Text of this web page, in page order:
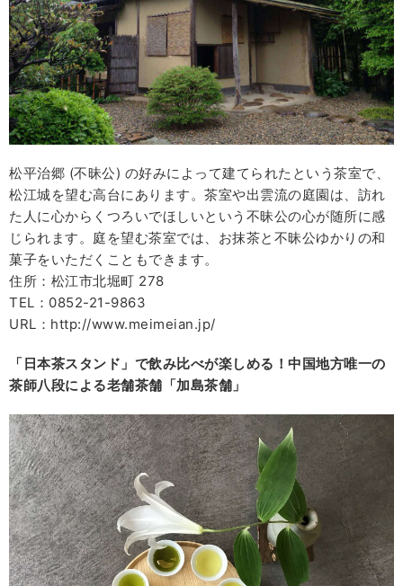
松平治郷 (不昧公) の好みによって建てられたという茶室で、
松江城を望む高台にあります。茶室や出雲流の庭園は、訪れ
た人に心からくつろいでほしいという不昧公の心が随所に感
じられます。庭を望む茶室では、お抹茶と不昧公ゆかりの和
菓子をいただくこともできます。
住所：松江市北堀町 278
TEL：0852-21-9863
URL：http://www.meimeian.jp/
「日本茶スタンド」で飲み比べが楽しめる！中国地方唯一の
茶師八段による老舗茶舗「加島茶舗」